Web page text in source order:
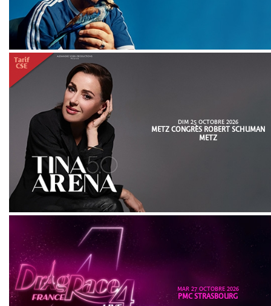
DIM 25 OCTOBRE 2026
METZ CONGRÈS ROBERT SCHUMAN
METZ
MAR 27 OCTOBRE 2026
PMC STRASBOURG